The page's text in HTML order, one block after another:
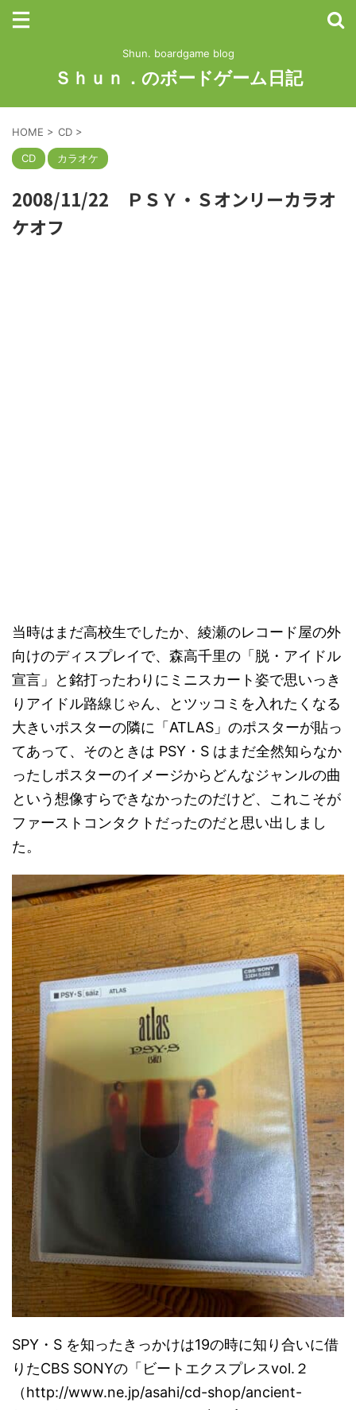
Shun. boardgame blog
Ｓｈｕｎ．のボードゲーム日記
HOME > CD >
CD カラオケ
2008/11/22 ＰＳＹ・Ｓオンリーカラオ
ケオフ
当時はまだ高校生でしたか、綾瀬のレコード屋の外
向けのディスプレイで、森高千里の「脱・アイドル
宣言」と銘打ったわりにミニスカート姿で思いっき
りアイドル路線じゃん、とツッコミを入れたくなる
大きいポスターの隣に「ATLAS」のポスターが貼っ
てあって、そのときは PSY・S はまだ全然知らなか
ったしポスターのイメージからどんなジャンルの曲
という想像すらできなかったのだけど、これこそが
ファーストコンタクトだったのだと思い出しまし
た。
SPY・S を知ったきっかけは19の時に知り合いに借
りたCBS SONYの「ビートエクスプレスvol.２
（http://www.ne.jp/asahi/cd-shop/ancient-